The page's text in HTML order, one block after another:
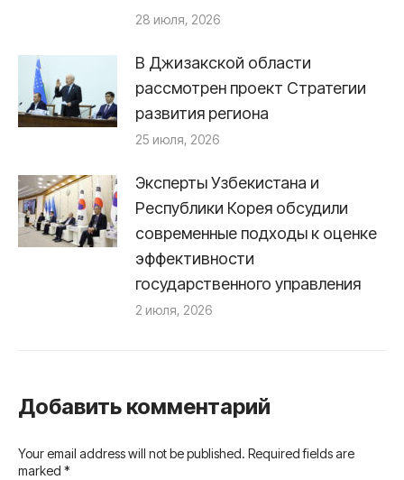
28 июля, 2026
В Джизакской области
рассмотрен проект Стратегии
развития региона
25 июля, 2026
Эксперты Узбекистана и
Республики Корея обсудили
современные подходы к оценке
эффективности
государственного управления
2 июля, 2026
Добавить комментарий
Your email address will not be published. Required fields are
marked *